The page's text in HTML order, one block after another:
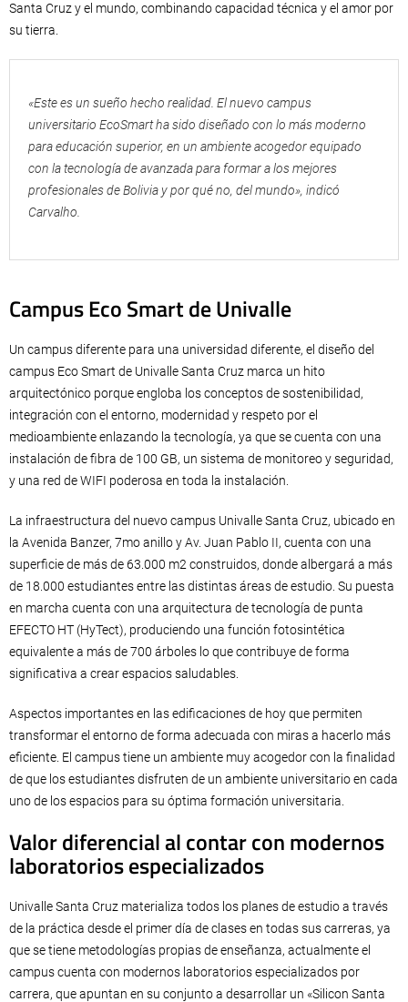
Santa Cruz y el mundo, combinando capacidad técnica y el amor por
su tierra.
«Este es un sueño hecho realidad. El nuevo campus
universitario EcoSmart ha sido diseñado con lo más moderno
para educación superior, en un ambiente acogedor equipado
con la tecnología de avanzada para formar a los mejores
profesionales de Bolivia y por qué no, del mundo», indicó
Carvalho.
Campus Eco Smart de Univalle
Un campus diferente para una universidad diferente, el diseño del
campus Eco Smart de Univalle Santa Cruz marca un hito
arquitectónico porque engloba los conceptos de sostenibilidad,
integración con el entorno, modernidad y respeto por el
medioambiente enlazando la tecnología, ya que se cuenta con una
instalación de fibra de 100 GB, un sistema de monitoreo y seguridad,
y una red de WIFI poderosa en toda la instalación.
La infraestructura del nuevo campus Univalle Santa Cruz, ubicado en
la Avenida Banzer, 7mo anillo y Av. Juan Pablo II, cuenta con una
superficie de más de 63.000 m2 construidos, donde albergará a más
de 18.000 estudiantes entre las distintas áreas de estudio. Su puesta
en marcha cuenta con una arquitectura de tecnología de punta
EFECTO HT (HyTect), produciendo una función fotosintética
equivalente a más de 700 árboles lo que contribuye de forma
significativa a crear espacios saludables.
Aspectos importantes en las edificaciones de hoy que permiten
transformar el entorno de forma adecuada con miras a hacerlo más
eficiente. El campus tiene un ambiente muy acogedor con la finalidad
de que los estudiantes disfruten de un ambiente universitario en cada
uno de los espacios para su óptima formación universitaria.
Valor diferencial al contar con modernos
laboratorios especializados
Univalle Santa Cruz materializa todos los planes de estudio a través
de la práctica desde el primer día de clases en todas sus carreras, ya
que se tiene metodologías propias de enseñanza, actualmente el
campus cuenta con modernos laboratorios especializados por
carrera, que apuntan en su conjunto a desarrollar un «Silicon Santa